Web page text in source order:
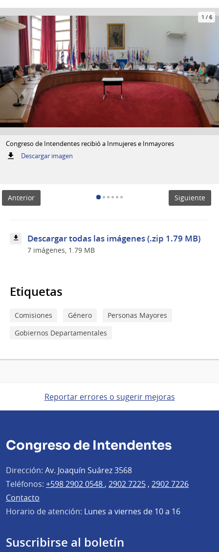
1 / 6
Congreso de Intendentes recibió a Inmujeres e Inmayores
Descargar imagen:
Anterior Siguiente
Descargar todas las imágenes (.zip 1.79 MB)
7 imágenes, 1.79 MB
Etiquetas
Comisiones Género
Personas Mayores
Gobiernos Departamentales
Reportar errores o sugerir mejoras
Congreso de Intendentes
Dirección: Av. Joaquín Suárez 3568
Teléfonos: +598 2902 0548 , 2902 7225 , 2902 7226
Contacto
Horario de atención: Lunes a viernes de 10 a 16
Suscribirse al boletín